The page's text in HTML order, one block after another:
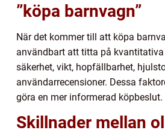
”köpa barnvagn”
När det kommer till att köpa
användbart att titta på
säkerhet, vikt, hopfällbarhet,
användarrecensioner. Dessa
göra en mer informerad köpbeslut.
Skillnader mellan